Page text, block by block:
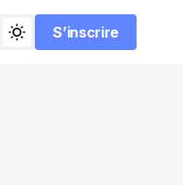
S’inscrire
S’inscrire